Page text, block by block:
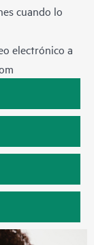
cuando lo
electrónico a